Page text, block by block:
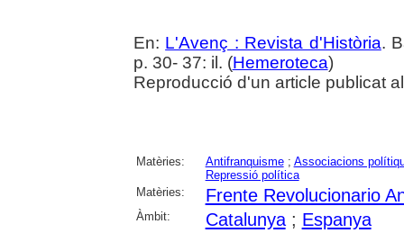
En: L'Avenç : Revista d'Història.
p. 30- 37: il. (Hemeroteca)
Reproducció d'un article publicat
Matèries: Antifranquisme; Associacions
Repressió política
Matèries:
Frente Revolucionario
Àmbit: Catalunya; Espanya